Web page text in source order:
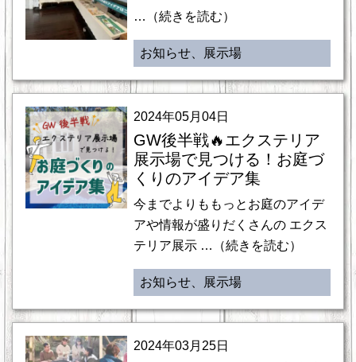
…（続きを読む）
お知らせ、展示場
2024年05月04日
GW後半戦🔥エクステリア
展示場で見つける！お庭づ
くりのアイデア集
今までよりももっとお庭のアイデ
アや情報が盛りだくさんの エクス
テリア展示 …（続きを読む）
お知らせ、展示場
2024年03月25日